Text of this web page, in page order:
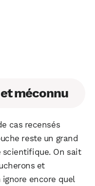
méconnu
cas recensés
reste un grand
scientifique. On sait
et
encore quel